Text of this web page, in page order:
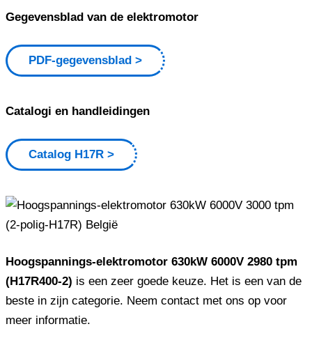
Gegevensblad van de elektromotor
PDF-gegevensblad
Catalogi en handleidingen
Catalog H17R
Hoogspannings-elektromotor 630kW 6000V 2980 tpm
(H17R400-2) is een zeer goede keuze. Het is een van de
beste in zijn categorie. Neem contact met ons op voor
meer informatie.